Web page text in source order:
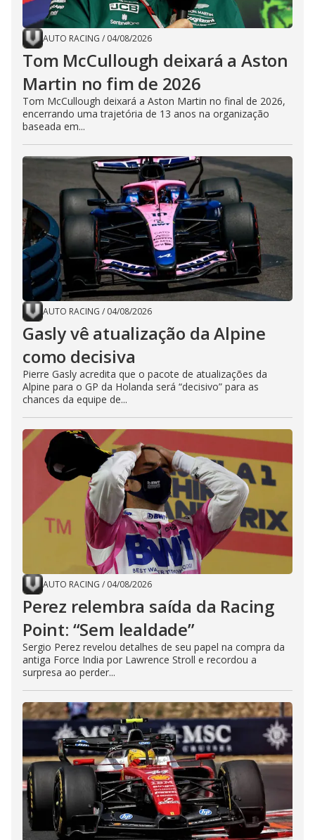
AUTO RACING / 04/08/2026
Tom McCullough deixará a Aston
Martin no fim de 2026
Tom McCullough deixará a Aston Martin no final de 2026,
encerrando uma trajetória de 13 anos na organização
baseada em...
AUTO RACING / 04/08/2026
Gasly vê atualização da Alpine
como decisiva
Pierre Gasly acredita que o pacote de atualizações da
Alpine para o GP da Holanda será “decisivo” para as
chances da equipe de...
AUTO RACING / 04/08/2026
Perez relembra saída da Racing
Point: “Sem lealdade”
Sergio Perez revelou detalhes de seu papel na compra da
antiga Force India por Lawrence Stroll e recordou a
surpresa ao perder...